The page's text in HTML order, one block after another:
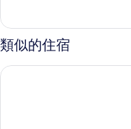
標
準
雙
人
式
客
房,
張
類似的住宿
維也納霍克斯頓飯店